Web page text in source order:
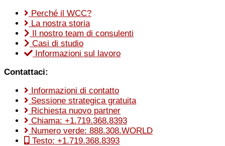
Perché il WCC?
La nostra storia
Il nostro team di consulenti
Casi di studio
Informazioni sul lavoro
Contattaci:
Informazioni di contatto
Sessione strategica gratuita
Richiesta nuovo partner
Chiama: +1.719.368.8393
Numero verde: 888.308.WORLD
Testo: +1.719.368.8393